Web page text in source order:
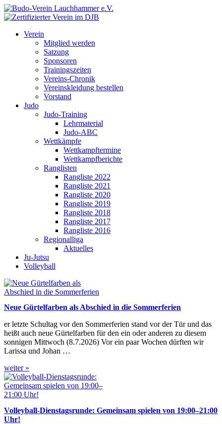
Verein
Mitglied werden
Satzung
Sponsoren
Trainingszeiten
Vereins-Chronik
Vereinskleidung bestellen
Vorstand
Judo
Judo-Training
Lehrmaterial
Judo-ABC
Wettkämpfe
Wettkampftermine
Wettkampfberichte
Ranglisten
Rangliste 2022
Rangliste 2021
Rangliste 2020
Rangliste 2019
Rangliste 2018
Rangliste 2017
Rangliste 2016
Regionalliga
Aktuelles
Ju-Jutsu
Volleyball
Neue Gürtelfarben als Abschied in die Sommerferien
er letzte Schultag vor den Sommerferien stand vor der Tür und das
heißt auch neue Gürtelfarben für den ein oder anderen zu diesem
sonnigen Mittwoch (8.7.2026) Vor ein paar Wochen dürften wir
Larissa und Johan …
weiter »
Volleyball-Dienstagsrunde: Gemeinsam spielen von 19:00–21:00
Uhr!